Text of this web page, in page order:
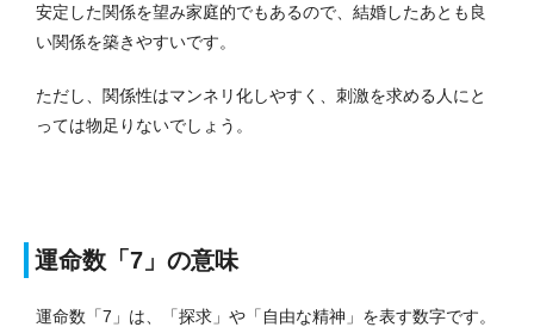
安定した関係を望み家庭的でもあるので、結婚したあとも良
い関係を築きやすいです。
ただし、関係性はマンネリ化しやすく、刺激を求める人にと
っては物足りないでしょう。
運命数「7」の意味
運命数「7」は、「探求」や「自由な精神」を表す数字です。